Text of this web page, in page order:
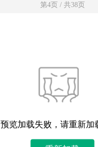
第4页 / 共38页
预览加载失败，请重新加